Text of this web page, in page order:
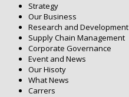
Strategy
Our Business
Research and Development
Supply Chain Management
Corporate Governance
Event and News
Our Hisoty
What News
Carrers